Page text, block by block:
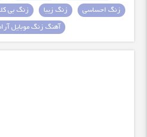
زنگ احساسی
زنگ زیبا زنگ بی
آهنگ زنگ موبایل